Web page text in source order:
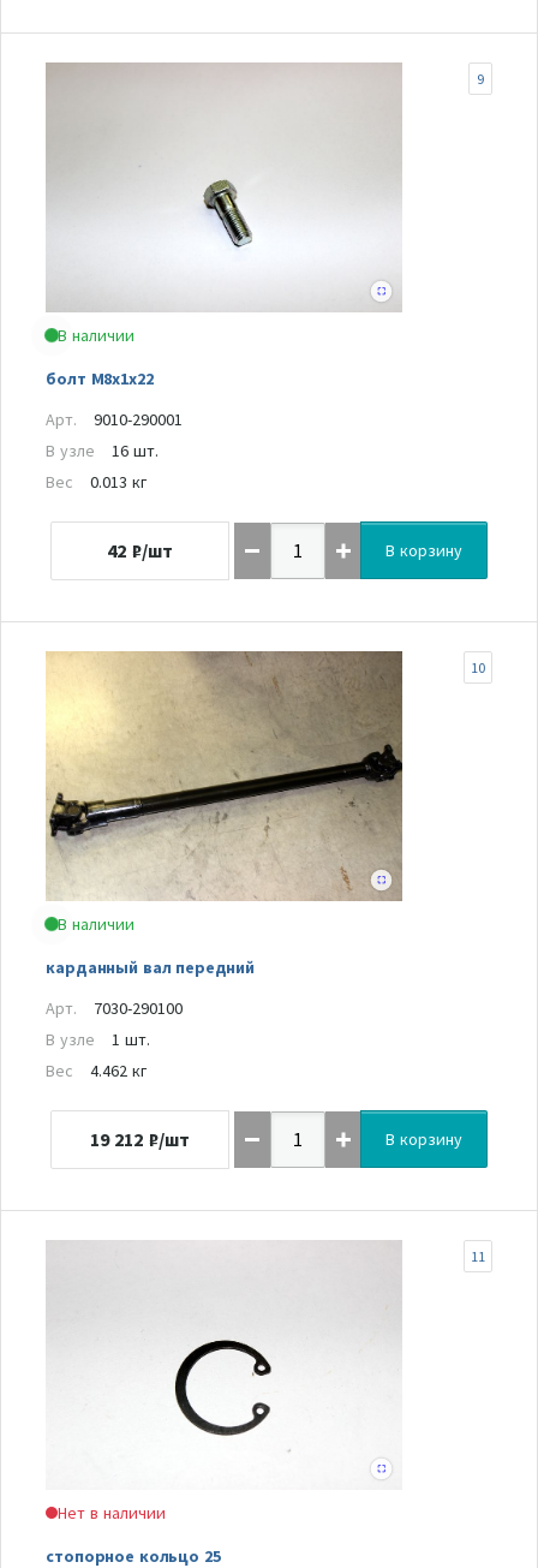
В наличии
болт M8х1х22
9
Арт.
9010-290001
В узле
16 шт.
Вес
0.013 кг
42 ₽/шт В корзину
В наличии
карданный вал передний
10
Арт.
7030-290100
В узле
1 шт.
Вес
4.462 кг
19 212 ₽/шт В корзину
Нет в наличии
стопорное кольцо 25
11